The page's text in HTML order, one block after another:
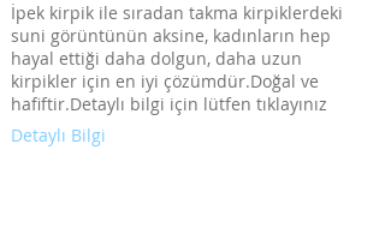
İpek kirpik ile sıradan takma kirpiklerdeki
suni görüntünün aksine, kadınların hep
hayal ettiği daha dolgun, daha uzun
kirpikler için en iyi çözümdür.Doğal ve
hafiftir.Detaylı bilgi için lütfen tıklayınız
Detaylı Bilgi